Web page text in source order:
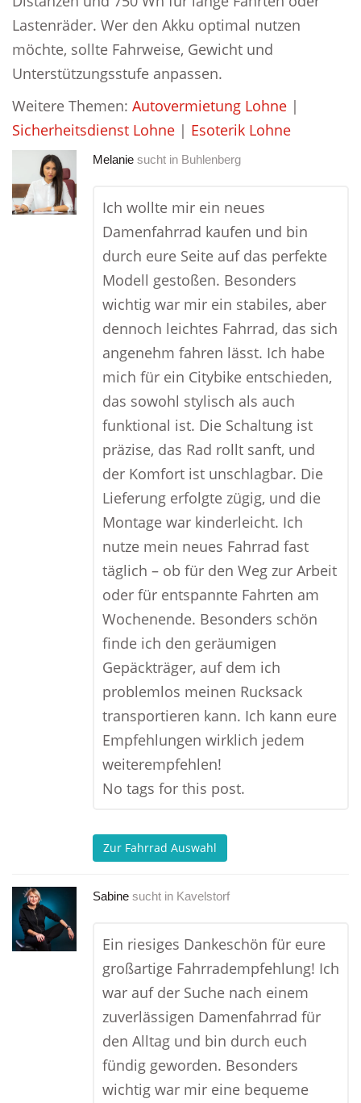
Lastenräder. Wer den Akku optimal nutzen
möchte, sollte Fahrweise, Gewicht und
Unterstützungsstufe anpassen.
Weitere Themen: Autovermietung Lohne |
Sicherheitsdienst Lohne | Esoterik Lohne
Melanie sucht in Buhlenberg
Ich wollte mir ein neues
Damenfahrrad kaufen und bin
durch eure Seite auf das perfekte
Modell gestoßen. Besonders
wichtig war mir ein stabiles, aber
dennoch leichtes Fahrrad, das sich
angenehm fahren lässt. Ich habe
mich für ein Citybike entschieden,
das sowohl stylisch als auch
funktional ist. Die Schaltung ist
präzise, das Rad rollt sanft, und
der Komfort ist unschlagbar. Die
Lieferung erfolgte zügig, und die
Montage war kinderleicht. Ich
nutze mein neues Fahrrad fast
täglich – ob für den Weg zur Arbeit
oder für entspannte Fahrten am
Wochenende. Besonders schön
finde ich den geräumigen
Gepäckträger, auf dem ich
problemlos meinen Rucksack
transportieren kann. Ich kann eure
Empfehlungen wirklich jedem
weiterempfehlen!
No tags for this post.
Zur Fahrrad Auswahl
Sabine sucht in Kavelstorf
Ein riesiges Dankeschön für eure
großartige Fahrradempfehlung! Ich
war auf der Suche nach einem
zuverlässigen Damenfahrrad für
den Alltag und bin durch euch
fündig geworden. Besonders
wichtig war mir eine bequeme